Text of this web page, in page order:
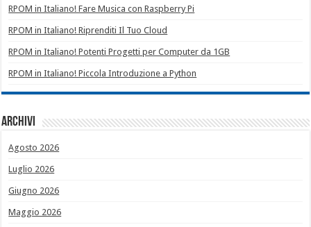
RPOM in Italiano! Fare Musica con Raspberry Pi
RPOM in Italiano! Riprenditi Il Tuo Cloud
RPOM in Italiano! Potenti Progetti per Computer da 1GB
RPOM in Italiano! Piccola Introduzione a Python
Archivi
Agosto 2026
Luglio 2026
Giugno 2026
Maggio 2026